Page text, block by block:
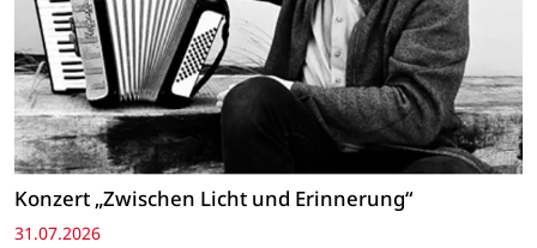
Konzert „Zwischen Licht und Erinnerung“
31.07.2026